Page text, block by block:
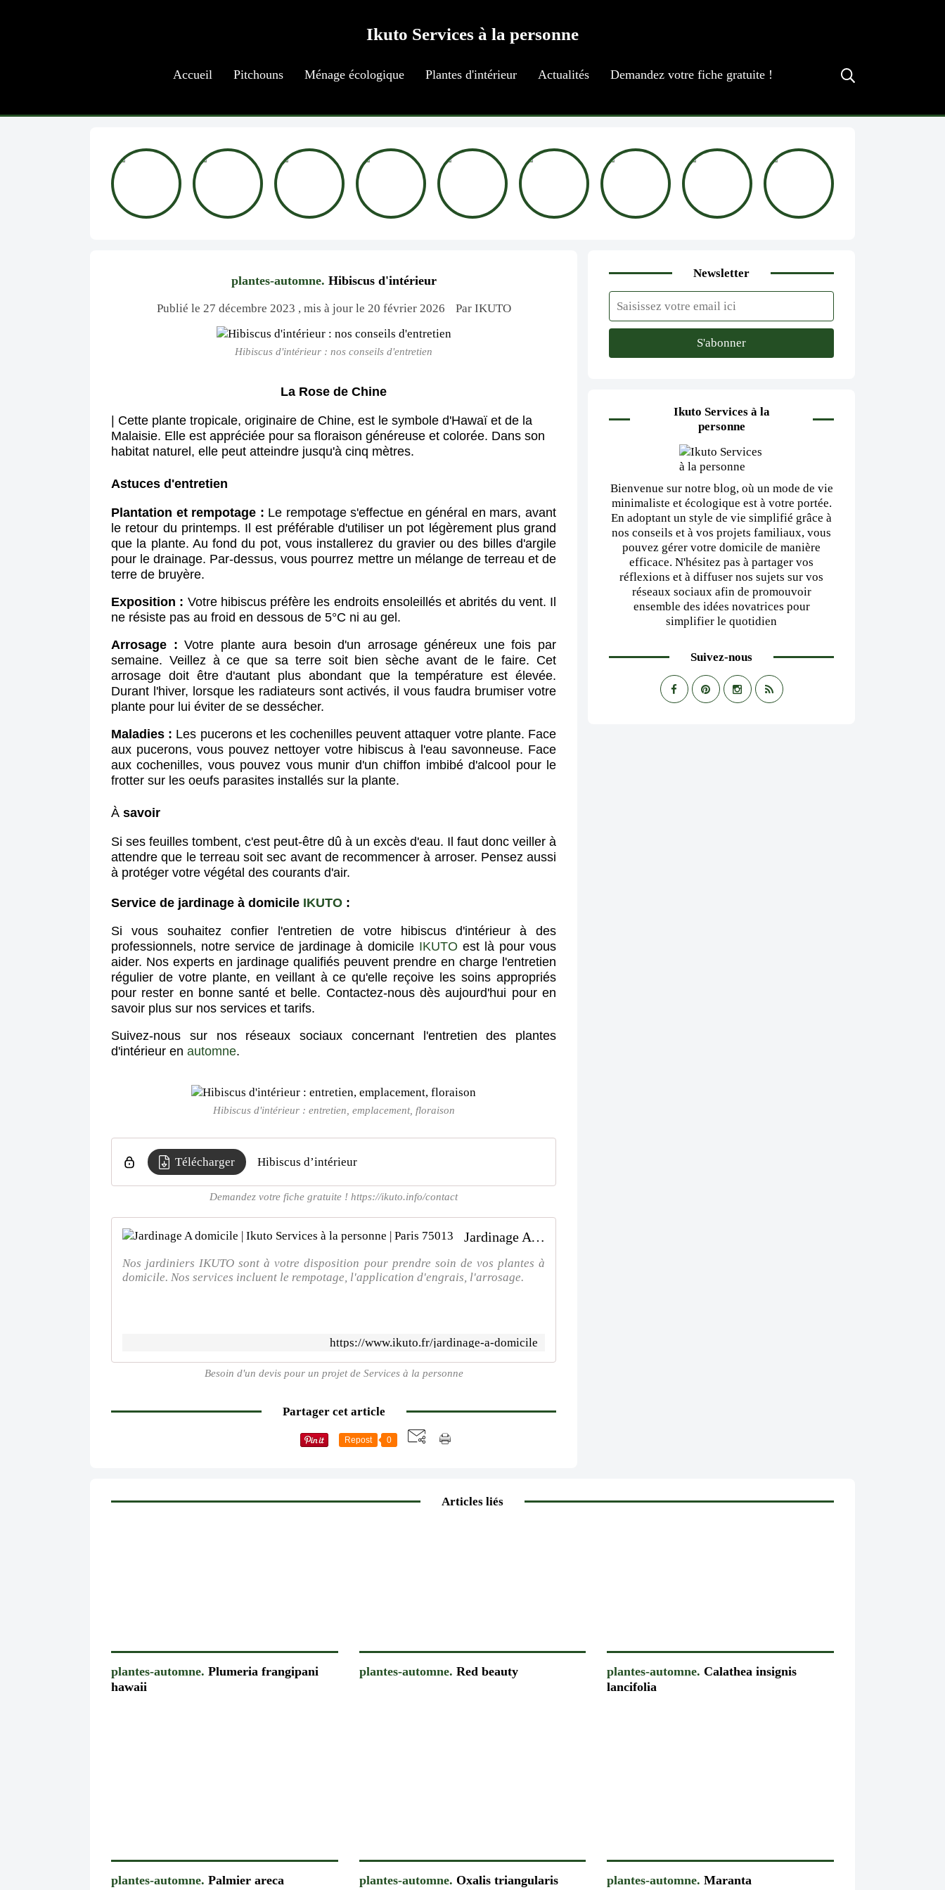
Ikuto Services à la personne
Accueil Pitchouns Ménage écologique Plantes d'intérieur Actualités Demandez votre fiche gratuite !
plantes-automne. Hibiscus d'intérieur
Publié le 27 décembre 2023 , mis à jour le 20 février 2026 Par IKUTO
Hibiscus d'intérieur : nos conseils d'entretien
La Rose de Chine
Cette plante tropicale, originaire de Chine, est le symbole d'Hawaï et de la
Malaisie. Elle est appréciée pour sa floraison généreuse et colorée. Dans son
habitat naturel, elle peut atteindre jusqu'à cinq mètres.
Astuces d'entretien
Plantation et rempotage : Le rempotage s'effectue en général en mars, avant
le retour du printemps. Il est préférable d'utiliser un pot légèrement plus grand
que la plante. Au fond du pot, vous installerez du gravier ou des billes d'argile
pour le drainage. Par-dessus, vous pourrez mettre un mélange de terreau et de
terre de bruyère.
Exposition : Votre hibiscus préfère les endroits ensoleillés et abrités du vent. Il
ne résiste pas au froid en dessous de 5°C ni au gel.
Arrosage :Votre plante aura besoin d'un arrosage généreux une fois par
semaine. Veillez à ce que sa terre soit bien sèche avant de le faire. Cet
arrosage doit être d'autant plus abondant que la température est élevée.
Durant l'hiver, lorsque les radiateurs sont activés, il vous faudra brumiser votre
plante pour lui éviter de se dessécher.
Maladies : Les pucerons et les cochenilles peuvent attaquer votre plante. Face
aux pucerons, vous pouvez nettoyer votre hibiscus à l'eau savonneuse. Face
aux cochenilles, vous pouvez vous munir d'un chiffon imbibé d'alcool pour le
frotter sur les oeufs parasites installés sur la plante.
À savoir
Si ses feuilles tombent, c'est peut-être dû à un excès d'eau. Il faut donc veiller à
attendre que le terreau soit sec avant de recommencer à arroser. Pensez aussi
à protéger votre végétal des courants d'air.
Service de jardinage à domicile IKUTO :
Si vous souhaitez confier l'entretien de votre hibiscus d'intérieur à des
professionnels, notre service de jardinage à domicile IKUTO est là pour vous
aider. Nos experts en jardinage qualifiés peuvent prendre en charge l'entretien
régulier de votre plante, en veillant à ce qu'elle reçoive les soins appropriés
pour rester en bonne santé et belle. Contactez-nous dès aujourd'hui pour en
savoir plus sur nos services et tarifs.
Suivez-nous sur nos réseaux sociaux concernant l'entretien des plantes
d'intérieur en automne.
Hibiscus d'intérieur : entretien, emplacement, floraison
Télécharger Hibiscus d’intérieur
Demandez votre fiche gratuite ! https://ikuto.info/contact
Jardinage A domicile | Ikuto Services à la personne | Paris 75013
Nos jardiniers IKUTO sont à votre disposition pour prendre soin de vos plantes à
domicile. Nos services incluent le rempotage, l'application d'engrais, l'arrosage.
https://www.ikuto.fr/jardinage-a-domicile
Besoin d'un devis pour un projet de Services à la personne
Partager cet article
Repost 0
Newsletter
Ikuto Services à la
personne
Bienvenue sur notre blog, où un mode de vie
minimaliste et écologique est à votre portée.
En adoptant un style de vie simplifié grâce à
nos conseils et à vos projets familiaux, vous
pouvez gérer votre domicile de manière
efficace. N'hésitez pas à partager vos
réflexions et à diffuser nos sujets sur vos
réseaux sociaux afin de promouvoir
ensemble des idées novatrices pour
simplifier le quotidien
Suivez-nous
Articles liés
plantes-automne. Plumeria frangipani
hawaii
plantes-automne. Red beauty plantes-automne. Calathea insignis
lancifolia
plantes-automne. Palmier areca plantes-automne. Oxalis triangularis plantes-automne. Maranta